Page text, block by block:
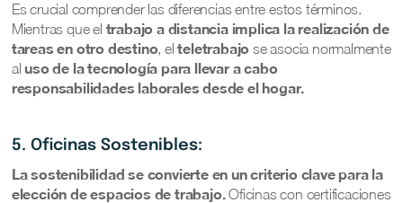
Es crucial comprender las diferencias entre estos términos.
Mientras que el trabajo a distancia implica la realización de
tareas en otro destino, elteletrabajo se asocia normalmente
al uso de la tecnología para llevar a cabo
responsabilidades laborales desde el hogar.
5. Oficinas Sostenibles:
La sostenibilidad se convierte en un criterio clave para la
elección de espacios de trabajo.Oficinas con certificaciones